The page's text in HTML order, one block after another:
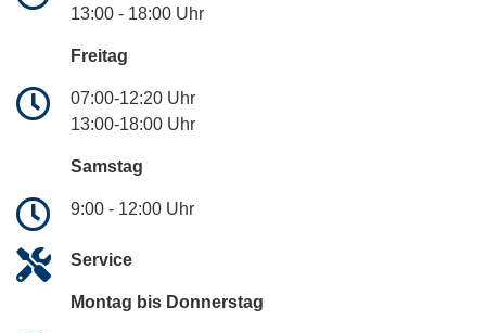
13:00 - 18:00 Uhr
Freitag
07:00-12:20 Uhr
13:00-18:00 Uhr
Samstag
9:00 - 12:00 Uhr
Service
Montag bis Donnerstag